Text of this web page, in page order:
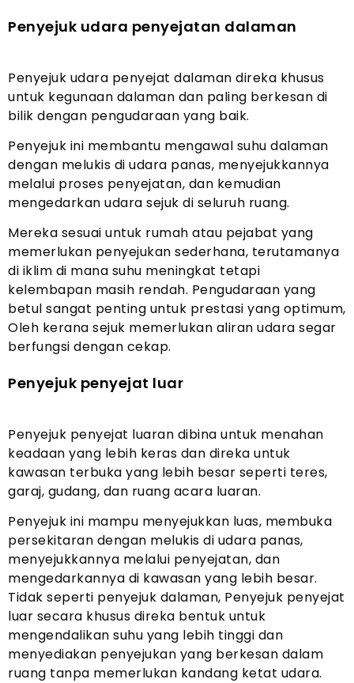
Penyejuk udara penyejatan dalaman
Penyejuk udara penyejat dalaman direka khusus
untuk kegunaan dalaman dan paling berkesan di
bilik dengan pengudaraan yang baik.
Penyejuk ini membantu mengawal suhu dalaman
dengan melukis di udara panas, menyejukkannya
melalui proses penyejatan, dan kemudian
mengedarkan udara sejuk di seluruh ruang.
Mereka sesuai untuk rumah atau pejabat yang
memerlukan penyejukan sederhana, terutamanya
di iklim di mana suhu meningkat tetapi
kelembapan masih rendah. Pengudaraan yang
betul sangat penting untuk prestasi yang optimum,
Oleh kerana sejuk memerlukan aliran udara segar
berfungsi dengan cekap.
Penyejuk penyejat luar
Penyejuk penyejat luaran dibina untuk menahan
keadaan yang lebih keras dan direka untuk
kawasan terbuka yang lebih besar seperti teres,
garaj, gudang, dan ruang acara luaran.
Penyejuk ini mampu menyejukkan luas, membuka
persekitaran dengan melukis di udara panas,
menyejukkannya melalui penyejatan, dan
mengedarkannya di kawasan yang lebih besar.
Tidak seperti penyejuk dalaman, Penyejuk penyejat
luar secara khusus direka bentuk untuk
mengendalikan suhu yang lebih tinggi dan
menyediakan penyejukan yang berkesan dalam
ruang tanpa memerlukan kandang ketat udara.